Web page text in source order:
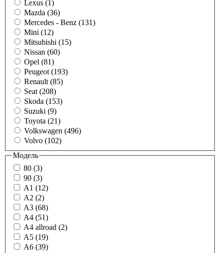
Lexus (1)
Mazda (36)
Mercedes - Benz (131)
Mini (12)
Mitsubishi (15)
Nissan (60)
Opel (81)
Peugeot (193)
Renault (85)
Seat (208)
Skoda (153)
Suzuki (9)
Toyota (21)
Volkswagen (496)
Volvo (102)
Модель
80 (3)
90 (3)
A1 (12)
A2 (2)
A3 (68)
A4 (51)
A4 allroad (2)
A5 (19)
A6 (39)